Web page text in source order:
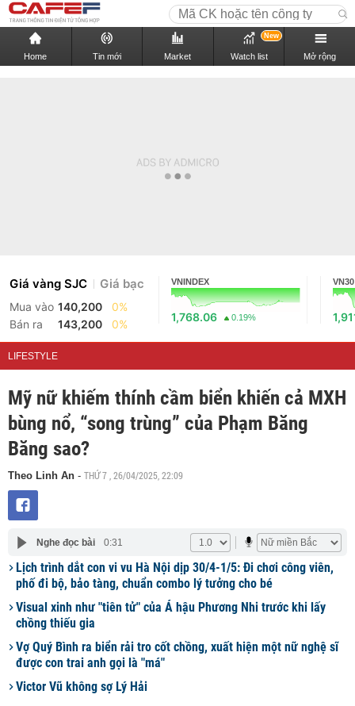
Home Tin mới Market Watch list
New
Mở rộng
Giá vàng SJC Giá bạc
Mua vào 140,200
0%
Bán ra
143,200 0%
VNINDEX
1,768.06 0.19%
VN30
LIFESTYLE
Mỹ nữ khiếm thính cầm biển khiến cả MXH
bùng nổ, “song trùng” của Phạm Băng
Băng sao?
Theo Linh An - THỨ 7 , 26/04/2025, 22:09
Nghe đọc bài 0:31
Lịch trình dắt con vi vu Hà Nội dịp 30/4-1/5: Đi chơi công viên,
phố đi bộ, bảo tàng, chuẩn combo lý tưởng cho bé
Visual xinh như "tiên tử" của Á hậu Phương Nhi trước khi lấy
chồng thiếu gia
Vợ Quý Bình ra biển rải tro cốt chồng, xuất hiện một nữ nghệ sĩ
được con trai anh gọi là "má"
Victor Vũ không sợ Lý Hải